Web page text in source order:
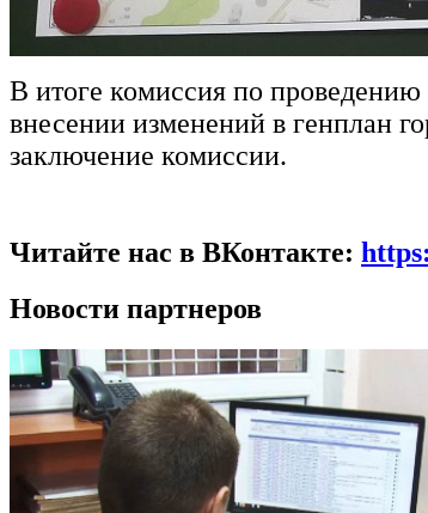
В итоге комиссия по
внесении изменений в генплан
заключение комиссии.
Читайте нас в ВКонтакте:
Новости партнеров